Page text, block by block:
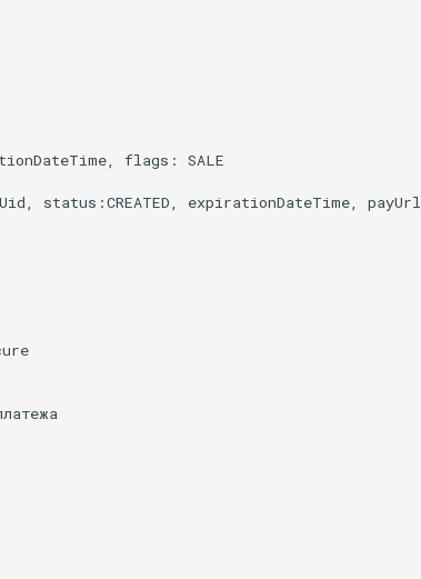
flags: SALE
status:CREATED, expirationDateTime, payUrl